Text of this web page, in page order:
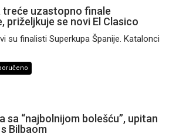
treće uzastopno finale
priželjkuje se novi El Clasico
su finalisti Superkupa Španije. Katalonci
sa “najbolnijom bolešću”, upitan
Bilbaom